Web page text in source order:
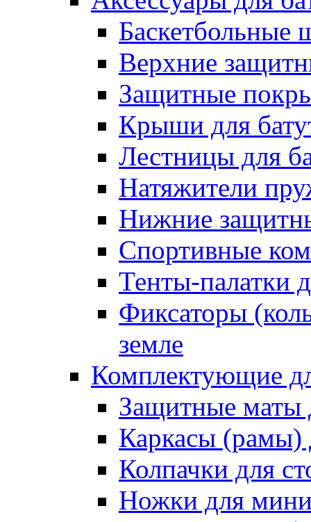
Баскетбольные
Верхние
Защитные
Крыши для
Лестницы для
Натяжители
Нижние
Спортивные
Тенты-палатки
Фиксаторы
земле
Комплектующие
Защитные маты
Каркасы (рамы)
Колпачки для
Ножки для